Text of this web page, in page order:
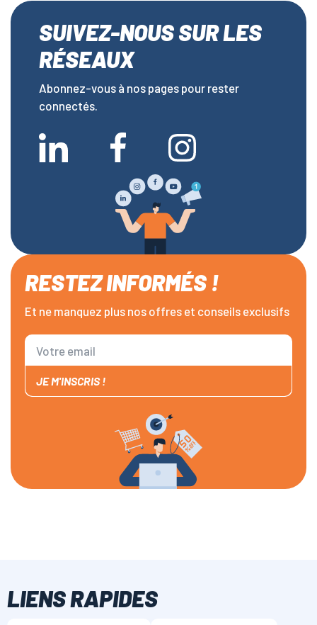
SUIVEZ-NOUS SUR LES
RÉSEAUX
Abonnez-vous à nos pages pour rester
connectés.
RESTEZ INFORMÉS !
Et ne manquez plus nos offres et conseils exclusifs
JE M'INSCRIS !
LIENS RAPIDES